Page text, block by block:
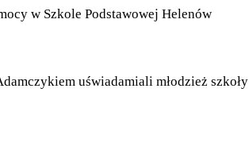
w Szkole Podstawowej Helenów
uświadamiali młodzież szkoły